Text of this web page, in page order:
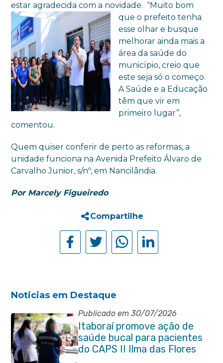
estar agradecida com a novidade. “Muito bom
que o prefeitotenha
esse olhar e busque
melhorar ainda mais a
área da saúde do
município, creio que
este seja só o começo.
A Saúde e a Educação
têm que vir em
primeiro lugar”,
comentou.
Quem quiser conferir de perto as reformas, a
unidade funciona na Avenida Prefeito Álvaro de
Carvalho Junior, s/nº, em Nancilândia.
Por Marcely Figueiredo
Compartilhe
Noticias em Destaque
Publicado em 30/07/2026
Itaboraí promove ação de
saúde bucal para pacientes
do CAPS II Ilma das Flores